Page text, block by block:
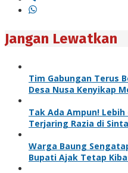
Jangan Lewatkan
Tim Gabungan Terus
Desa Nusa Kenyikap
Tak Ada Ampun!
Terjaring Razia di
Warga Baung
Bupati Ajak Tetap